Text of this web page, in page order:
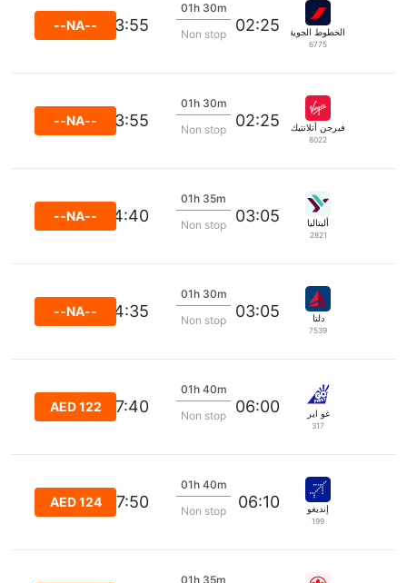
الخطوط الجوية الفرنسية
6775
02:25
01h 30m
Non stop
03:55
--NA--
فيرجن أتلانتيك
8022
02:25
01h 30m
Non stop
03:55
--NA--
أليتاليا
2821
03:05
01h 35m
Non stop
04:40
--NA--
دلتا
7539
03:05
01h 30m
Non stop
04:35
--NA--
غو اير
317
06:00
01h 40m
Non stop
07:40
AED 122
إنديغو
199
06:10
01h 40m
Non stop
07:50
AED 124
01h 35m